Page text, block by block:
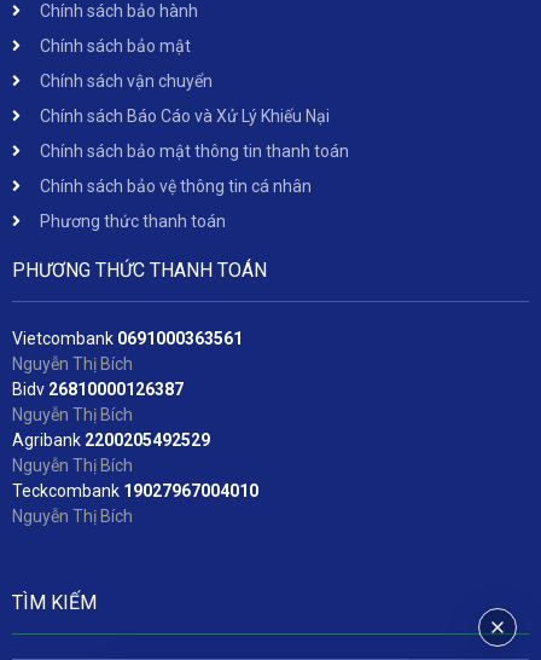
Chính sách bảo hành
Chính sách bảo mật
Chính sách vận chuyển
Chính sách Báo Cáo và Xử Lý Khiếu Nại
Chính sách bảo mật thông tin thanh toán
Chính sách bảo vệ thông tin cá nhân
Phương thức thanh toán
PHƯƠNG THỨC THANH TOÁN
Vietcombank 0691000363561
Nguyễn Thị Bích
Bidv 26810000126387
Nguyễn Thị Bích
Agribank 2200205492529
Nguyễn Thị Bích
Teckcombank 19027967004010
Nguyễn Thị Bích
TÌM KIẾM